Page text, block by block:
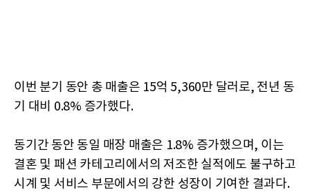
이번 분기 동안 총 매출은 15억 5,360만 달러로, 전년 동
기 대비 0.8% 증가했다.
동기간 동안 동일 매장 매출은 1.8% 증가했으며, 이는
결혼 및 패션 카테고리에서의 저조한 실적에도 불구하고
시계 및 서비스 부문에서의 강한 성장이 기여한 결과다.